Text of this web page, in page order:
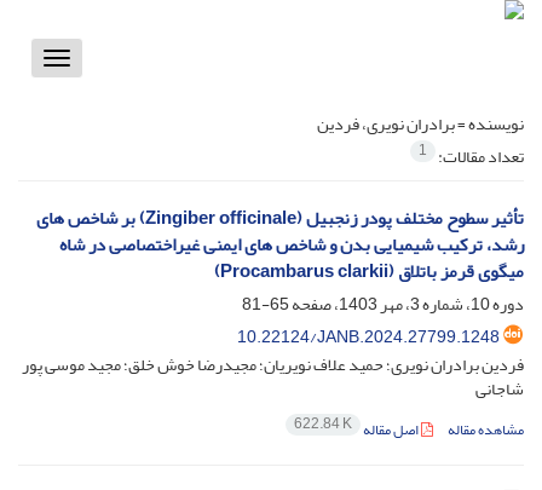
Toggle
نویسنده =برادران نویری، فردین
تعداد مقالات: 1
تأثیر سطوح مختلف پودر زنجبیل (Zingiber officinale) بر شاخص های
رشد، ترکیب شیمیایی بدن و شاخص های ایمنی غیراختصاصی در شاه
میگوی قرمز باتلاق (Procambarus clarkii)
دوره 10، شماره 3، مهر 1403، صفحه
65-81
10.22124/JANB.2024.27799.1248
فردین برادران نویری؛ حمید علاف نویریان؛ مجیدرضا خوش خلق؛ مجید موسی پور
شاجانی
مشاهده مقاله اصل مقاله 622.84 K